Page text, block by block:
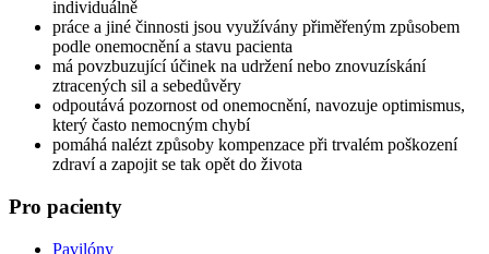
individuálně
práce a jiné činnosti jsou využívány přiměřeným způsobem
podle onemocnění a stavu pacienta
má povzbuzující účinek na udržení nebo znovuzískání
ztracených sil a sebedůvěry
odpoutává pozornost od onemocnění, navozuje optimismus,
který často nemocným chybí
pomáhá nalézt způsoby kompenzace při trvalém poškození
zdraví a zapojit se tak opět do života
Pro pacienty
Pavilóny